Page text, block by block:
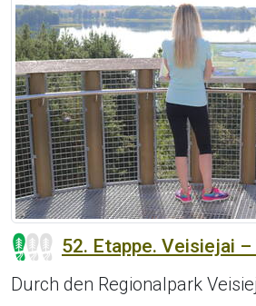
52. Etappe. Veisiejai
Durch den Regionalpark